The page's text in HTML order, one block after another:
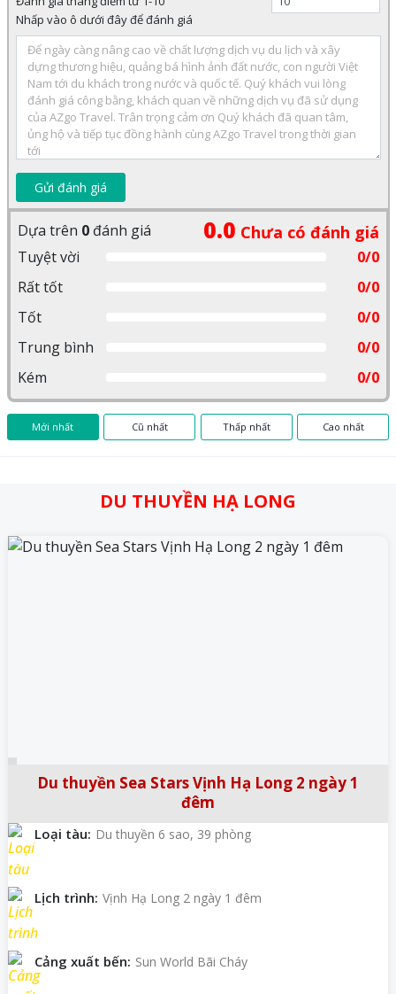
Nhấp vào ô dưới đây để đánh giá
Gửi đánh giá
Dựa trên 0đánh giá 0.0 Chưa có đánh giá
Tuyệt vời
0/0
Rất tốt
0/0
Tốt
0/0
Trung bình
0/0
Kém
0/0
Mới nhất Cũ nhất Thấp nhất Cao nhất
DU THUYỀN HẠ LONG
Du thuyền Sea Stars Vịnh Hạ Long 2 ngày 1
đêm
Loại tàu: Du thuyền 6 sao, 39 phòng
Lịch trình: Vịnh Hạ Long 2 ngày 1 đêm
Cảng xuất bến: Sun World Bãi Cháy